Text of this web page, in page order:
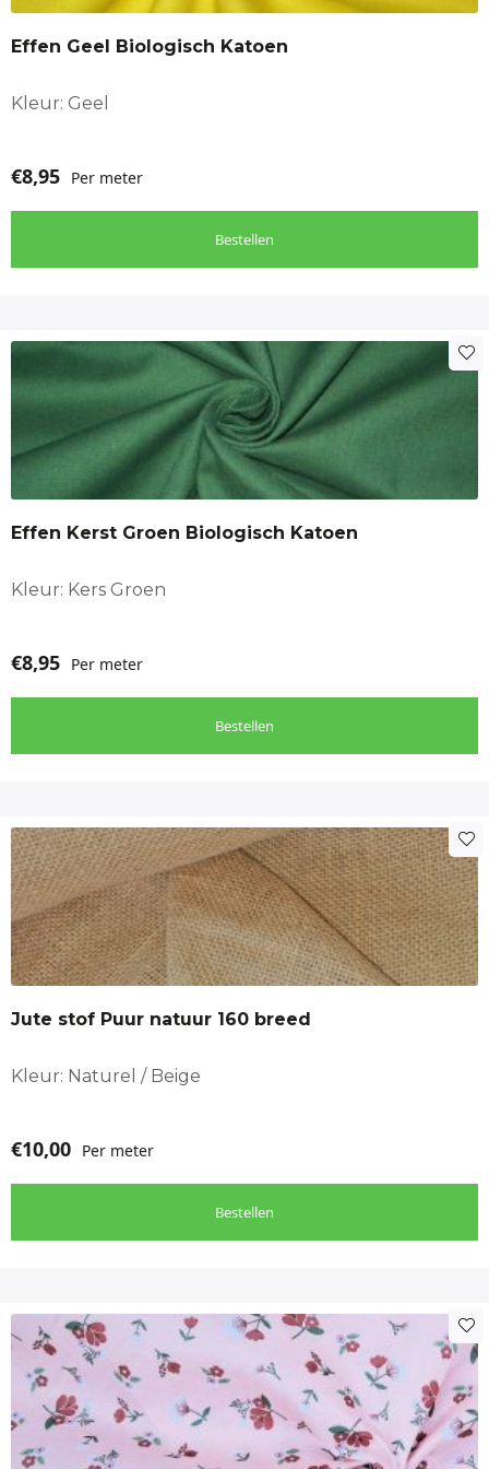
Effen Geel Biologisch Katoen
Kleur: Geel
€8,95 Per meter
Bestellen
Effen Kerst Groen Biologisch Katoen
Kleur: Kers Groen
€8,95 Per meter
Bestellen
Jute stof Puur natuur 160 breed
Kleur: Naturel / Beige
€10,00 Per meter
Bestellen